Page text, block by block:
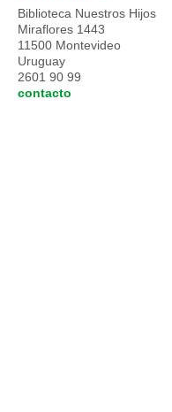
Biblioteca Nuestros Hijos
Miraflores 1443
11500 Montevideo
Uruguay
2601 90 99
contacto